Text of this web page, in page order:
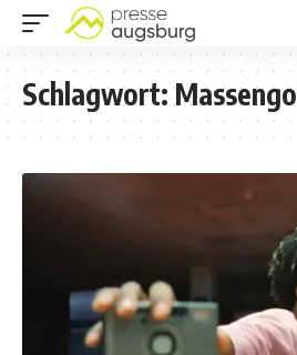
Schlagwort:Massengo